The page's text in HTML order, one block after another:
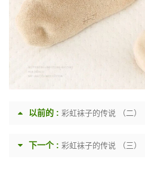
以前的 : 彩虹袜子的传说 （二）
下一个 : 彩虹袜子的传说 （三）